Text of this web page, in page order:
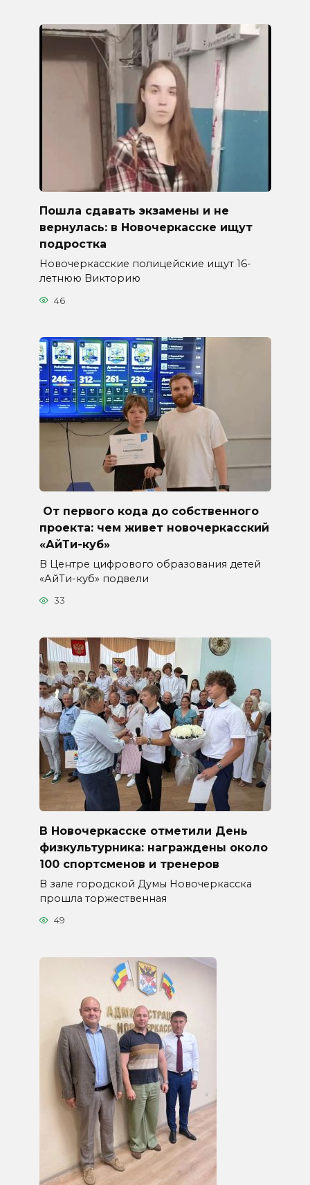
Пошла сдавать экзамены и не
вернулась: в Новочеркасске ищут
подростка
Новочеркасские полицейские ищут 16-
летнюю Викторию
46
От первого кода до собственного
проекта: чем живет новочеркасский
«АйТи-куб»
В Центре цифрового образования детей
«АйТи-куб» подвели
33
В Новочеркасске отметили День
физкультурника: награждены около
100 спортсменов и тренеров
В зале городской Думы Новочеркасска
прошла торжественная
49